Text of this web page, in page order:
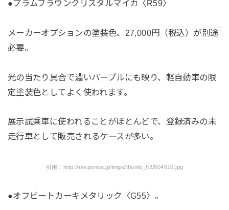
●プラムブラウンクリスタルマイカ〈R59〉
メーカーオプションの塗装色、27,000円（税込）が別途
必要。
光の当たり具合で濃いパープルにも映り、軽自動車の限
定塗装色としてよく使われます。
展示試乗車に使われることがほとんどで、登録済みの未
走行車として販売されるケースが多い。
引用：http://response.jp/imgs/thumb_h2/804610.jpg
●オフビートカーキメタリック〈G55〉。